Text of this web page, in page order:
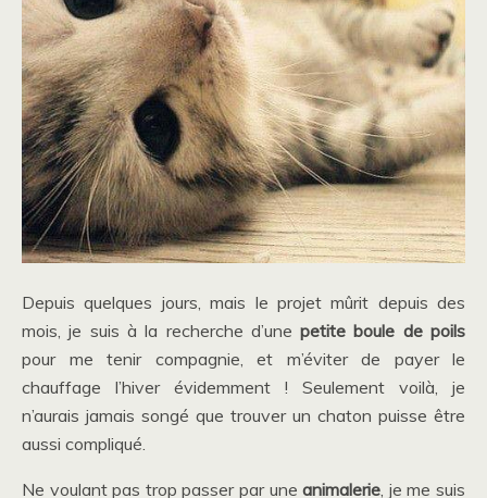
Depuis quelques jours, mais le projet mûrit depuis des
mois, je suis à la recherche d’une petite boule de poils
pour me tenir compagnie, et m’éviter de payer le
chauffage l’hiver évidemment ! Seulement voilà, je
n’aurais jamais songé que trouver un chaton puisse être
aussi compliqué.
Ne voulant pas trop passer par uneanimalerie, je me suis